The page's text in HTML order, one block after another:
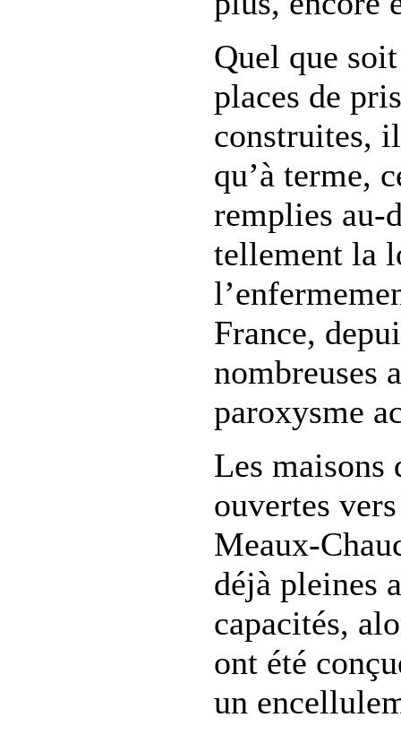
Quel que
places de
construites,
qu’à terme,
remplies au-
tellement la
France,
nombreuses
paroxysme
Les maisons
ouvertes
Meaux-
déjà pleines
capacités,
ont été
un